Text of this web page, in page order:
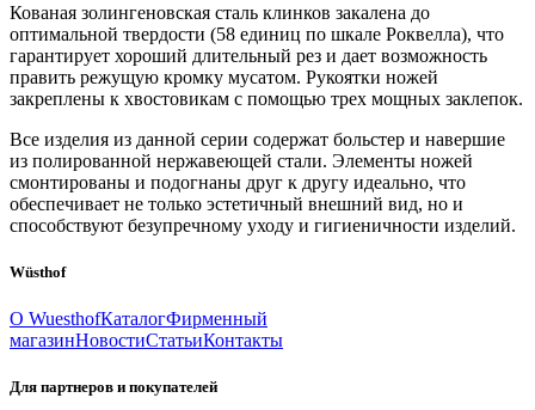
Кованая золингеновская сталь клинков закалена до
оптимальной твердости (58 единиц по шкале Роквелла), что
гарантирует хороший длительный рез и дает возможность
править режущую кромку мусатом. Рукоятки ножей
закреплены к хвостовикам с помощью трех мощных заклепок.
Все изделия из данной серии содержат больстер и навершие
из полированной нержавеющей стали. Элементы ножей
смонтированы и подогнаны друг к другу идеально, что
обеспечивает не только эстетичный внешний вид, но и
способствуют безупречному уходу и гигиеничности изделий.
Wüsthof
О WuesthofКаталогФирменный
магазинНовостиСтатьиКонтакты
Для партнеров и покупателей